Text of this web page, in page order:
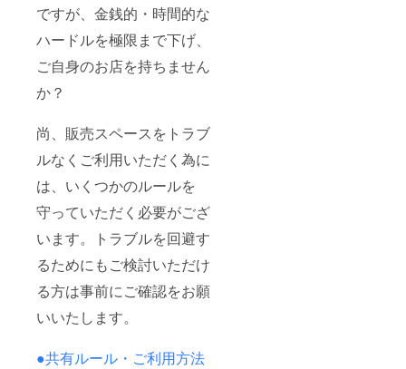
ですが、金銭的・時間的な
ハードルを極限まで下げ、
ご自身のお店を持ちません
か？
尚、販売スペースをトラブ
ルなくご利用いただく為に
は、いくつかのルールを
守っていただく必要がござ
います。トラブルを回避す
るためにもご検討いただけ
る方は事前にご確認をお願
いいたします。
●共有ルール・ご利用方法